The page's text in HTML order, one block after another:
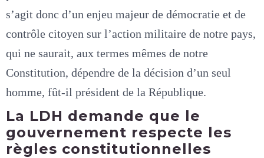
s’agit donc d’un enjeu majeur de démocratie et de
contrôle citoyen sur l’action militaire de notre pays,
qui ne saurait, aux termes mêmes de notre
Constitution, dépendre de la décision d’un seul
homme, fût-il président de la République.
La LDH demande que le
gouvernement respecte les
règles constitutionnelles